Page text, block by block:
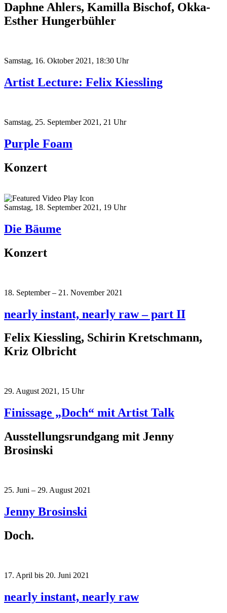
Daphne Ahlers, Kamilla Bischof, Okka-
Esther Hungerbühler
Samstag, 16. Oktober 2021, 18:30 Uhr
Artist Lecture: Felix Kiessling
Samstag, 25. September 2021, 21 Uhr
Purple Foam
Konzert
Samstag, 18. September 2021, 19 Uhr
Die Bäume
Konzert
18. September – 21. November 2021
nearly instant, nearly raw – part II
Felix Kiessling, Schirin Kretschmann,
Kriz Olbricht
29. August 2021, 15 Uhr
Finissage „Doch“ mit Artist Talk
Ausstellungsrundgang mit Jenny
Brosinski
25. Juni – 29. August 2021
Jenny Brosinski
Doch.
17. April bis 20. Juni 2021
nearly instant, nearly raw